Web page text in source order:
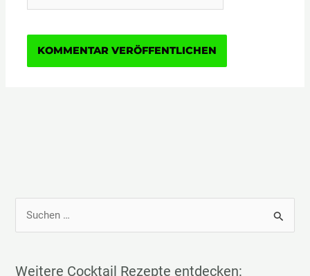
h
Weitere Cocktail Rezepte entdecken: